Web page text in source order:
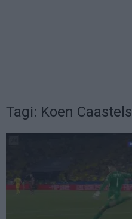
Tagi: Koen Caastels